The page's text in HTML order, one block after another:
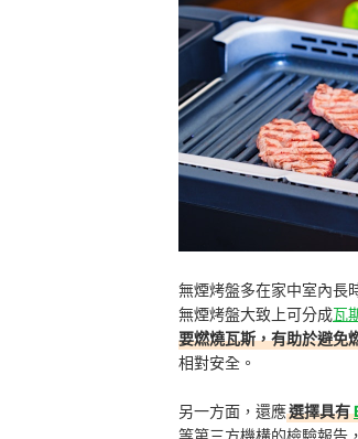
無煙烤盤多在家中室內長
無煙烤盤大致上可分成瓦
要燃燒瓦斯，有助於避免
相對安全。
另一方面，還應選擇具有
等第三方機構的檢驗報告